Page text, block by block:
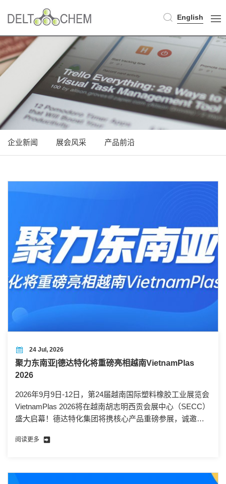
English
企业新闻 展会风采 产品前沿
24 Jul, 2026
聚力东南亚|德达特化将重磅亮相越南VietnamPlas
2026
2026年9月9日-12日，第24届越南国际塑料橡胶工业展览会
VietnamPlas 2026将在越南胡志明西贡会展中心（SECC）
盛大启幕！德达特化集团将携核心产品重磅参展，诚邀新
阅读更多